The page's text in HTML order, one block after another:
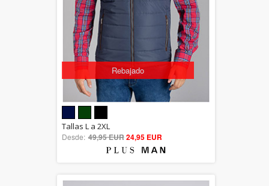
Rebajado
out of 5
Tallas L a 2XL
Desde: 49,95 EUR24,95 EUR